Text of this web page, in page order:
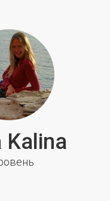
Kalina